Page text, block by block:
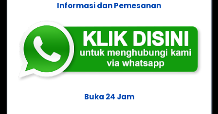
Informasi dan Pemesanan
Buka 24 Jam